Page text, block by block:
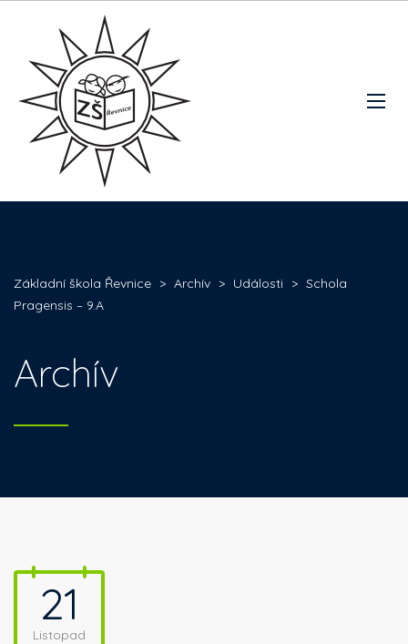
Základní škola Řevnice > Archív > Události > Schola
Pragensis – 9.A
Archív
21
Listopad